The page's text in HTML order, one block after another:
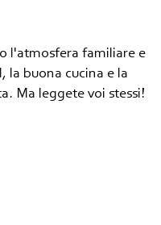
l'atmosfera familiare e
la buona cucina e la
Ma leggete voi stessi!